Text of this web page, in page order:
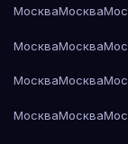
МоскваМосква
МоскваМосква
МоскваМосква
МоскваМосква